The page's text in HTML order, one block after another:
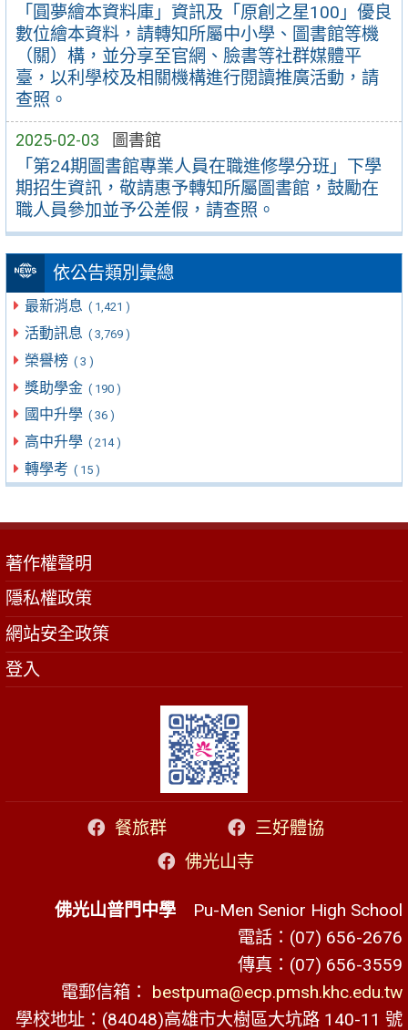
「圓夢繪本資料庫」資訊及「原創之星100」優良
數位繪本資料，請轉知所屬中小學、圖書館等機
（關）構，並分享至官網、臉書等社群媒體平
臺，以利學校及相關機構進行閱讀推廣活動，請
查照。
2025-02-03 圖書館
「第24期圖書館專業人員在職進修學分班」下學
期招生資訊，敬請惠予轉知所屬圖書館，鼓勵在
職人員參加並予公差假，請查照。
依公告類別彙總
最新消息 ( 1,421 )
活動訊息 ( 3,769 )
榮譽榜 ( 3 )
獎助學金 ( 190 )
國中升學 ( 36 )
高中升學 ( 214 )
轉學考 ( 15 )
著作權聲明
隱私權政策
網站安全政策
登入
餐旅群
三好體協
佛光山寺
佛光山普門中學 Pu-Men Senior High School
電話：(07) 656-2676
傳真：(07) 656-3559
電郵信箱： bestpuma@ecp.pmsh.khc.edu.tw
學校地址：(84048)高雄市大樹區大坑路 140-11 號